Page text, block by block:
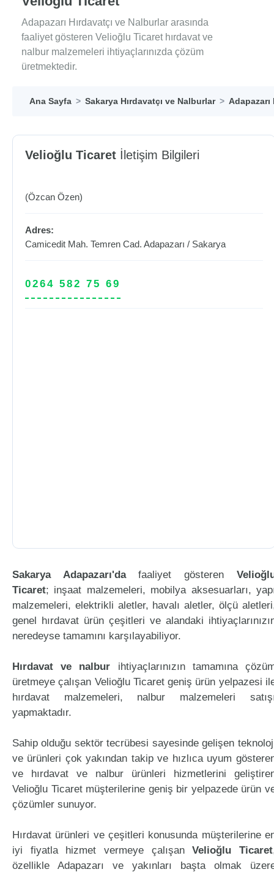
Adapazarı Hırdavatçı ve Nalburlar arasında
faaliyet gösteren Velioğlu Ticaret hırdavat ve
nalbur malzemeleri ihtiyaçlarınızda çözüm
üretmektedir.
Ana Sayfa Sakarya Hırdavatçı ve Nalburlar Adapazarı
Velioğlu Ticaret İletişim Bilgileri
(Özcan Özen)
Adres:
Camicedit Mah. Temren Cad. Adapazarı / Sakarya
0264 582 75 69
Sakarya Adapazarı'dafaaliyet gösteren
Ticaret; inşaat malzemeleri, mobilya aksesuarları,
malzemeleri, elektrikli aletler, havalı aletler, ölçü
genel hırdavat ürün çeşitleri ve alandaki
neredeyse tamamını karşılayabiliyor.
Hırdavat ve nalbur ihtiyaçlarınızın tamamına
üretmeye çalışan Velioğlu Ticaret geniş ürün yelpazesi
hırdavat malzemeleri, nalbur malzemeleri
yapmaktadır.
Sahip olduğu sektör tecrübesi sayesinde gelişen
ve ürünleri çok yakından takip ve hızlıca uyum
ve hırdavat ve nalbur ürünleri hizmetlerini
Velioğlu Ticaret müşterilerine geniş bir yelpazede ürün
çözümler sunuyor.
Hırdavat ürünleri ve çeşitleri konusunda müşterilerine
iyi fiyatla hizmet vermeye çalışanVelioğlu Ticaret
özellikle Adapazarı ve yakınları başta olmak